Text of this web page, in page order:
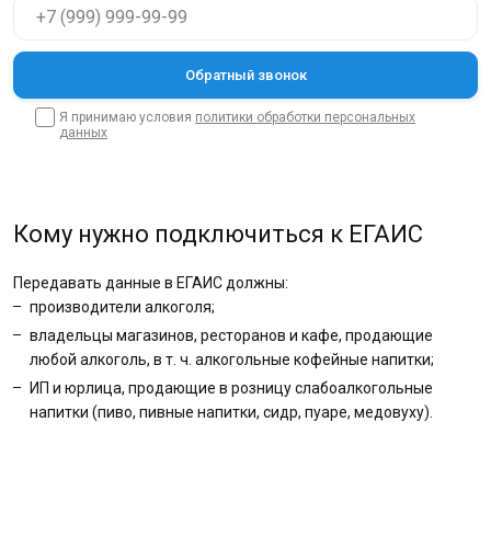
Я принимаю условия политики обработки персональных
данных
Кому нужно подключиться к ЕГАИС
Передавать данные в ЕГАИС должны:
производители алкоголя;
владельцы магазинов, ресторанов и кафе, продающие
любой алкоголь, в т. ч. алкогольные кофейные напитки;
ИП и юрлица, продающие в розницу слабоалкогольные
напитки (пиво, пивные напитки, сидр, пуаре, медовуху).